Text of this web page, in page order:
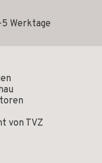
Werktage
von TVZ